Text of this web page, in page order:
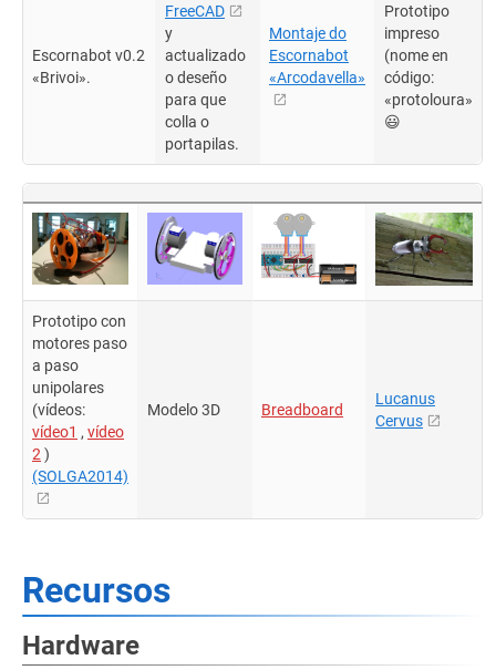
Escornabot v0.2
«Brivoi».
FreeCAD
y
actualizado
o deseño
para que
colla o
portapilas.
Montaje do
Escornabot
«Arcodavella»
Prototipo
impreso
(nome en
código:
«protoloura»
😃
Prototipo con
motores paso
a paso
unipolares
(vídeos:
vídeo1 , vídeo
2 )
(SOLGA2014)
Modelo 3D Breadboard
Lucanus
Cervus
Recursos
Hardware